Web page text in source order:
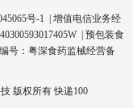
号-1 | 增值电信业务经
预包装食
号： 粤深食药监械经营备
版权所有快递100